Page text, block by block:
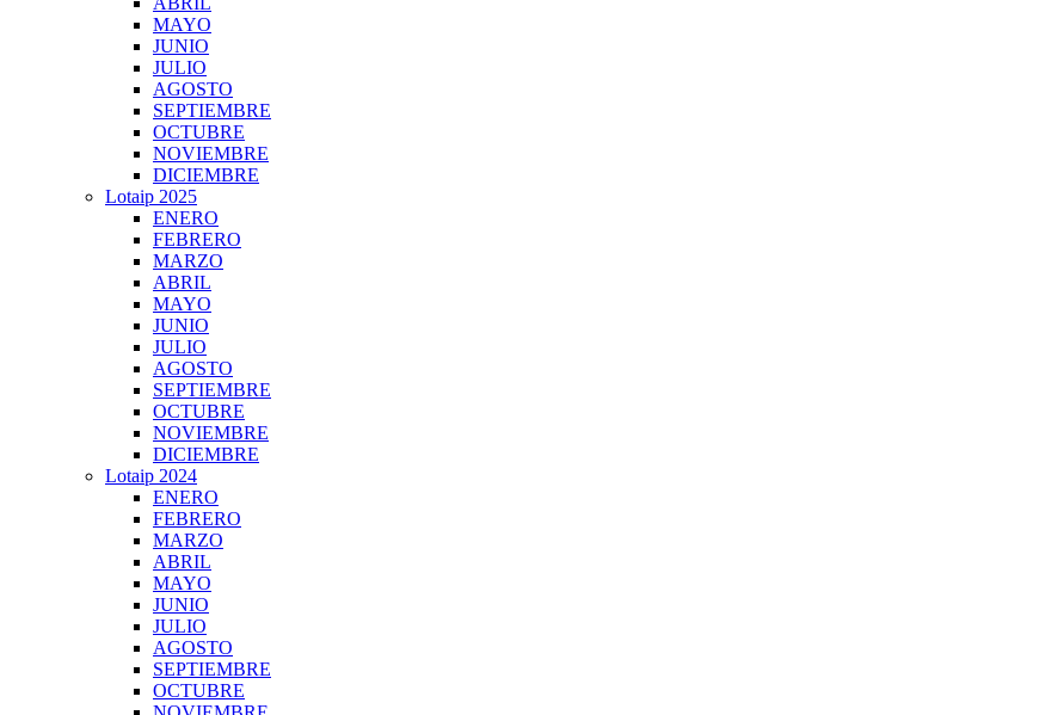
MAYO
JUNIO
JULIO
AGOSTO
SEPTIEMBRE
OCTUBRE
NOVIEMBRE
DICIEMBRE
Lotaip 2025
ENERO
FEBRERO
MARZO
ABRIL
MAYO
JUNIO
JULIO
AGOSTO
SEPTIEMBRE
OCTUBRE
NOVIEMBRE
DICIEMBRE
Lotaip 2024
ENERO
FEBRERO
MARZO
ABRIL
MAYO
JUNIO
JULIO
AGOSTO
SEPTIEMBRE
OCTUBRE